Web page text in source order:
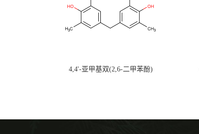
4,4'-亚甲基双(2,6-二甲苯酚)